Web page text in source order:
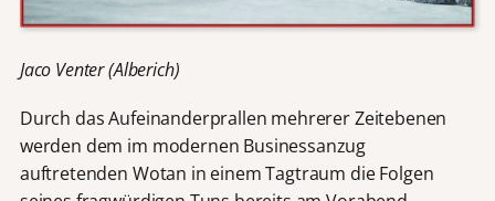
Jaco Venter (Alberich)
Durch das Aufeinanderprallen mehrerer Zeitebenen
werden dem im modernen Businessanzug
auftretenden Wotan in einem Tagtraum die Folgen